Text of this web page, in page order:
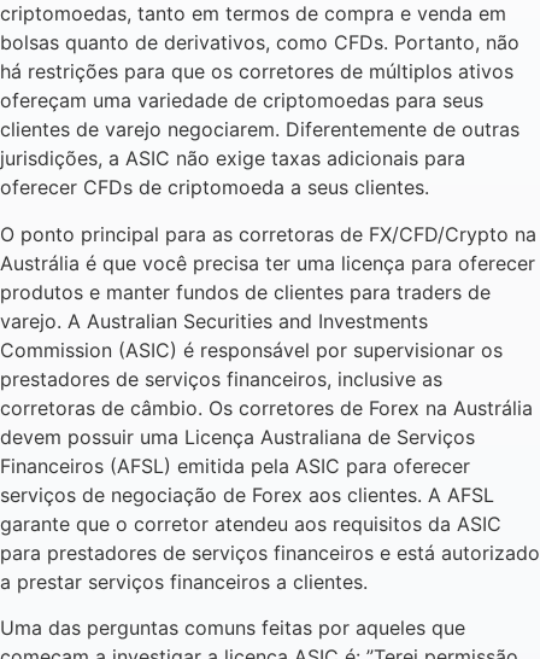
criptomoedas, tanto em termos de compra e venda em
bolsas quanto de derivativos, como CFDs. Portanto, não
há restrições para que os corretores de múltiplos ativos
ofereçam uma variedade de criptomoedas para seus
clientes de varejo negociarem. Diferentemente de outras
jurisdições, a ASIC não exige taxas adicionais para
oferecer CFDs de criptomoeda a seus clientes.
O ponto principal para as corretoras de FX/CFD/Crypto na
Austrália é que você precisa ter uma licença para oferecer
produtos e manter fundos de clientes para traders de
varejo. A Australian Securities and Investments
Commission (ASIC) é responsável por supervisionar os
prestadores de serviços financeiros, inclusive as
corretoras de câmbio. Os corretores de Forex na Austrália
devem possuir uma Licença Australiana de Serviços
Financeiros (AFSL) emitida pela ASIC para oferecer
serviços de negociação de Forex aos clientes. A AFSL
garante que o corretor atendeu aos requisitos da ASIC
para prestadores de serviços financeiros e está autorizado
a prestar serviços financeiros a clientes.
Uma das perguntas comuns feitas por aqueles que